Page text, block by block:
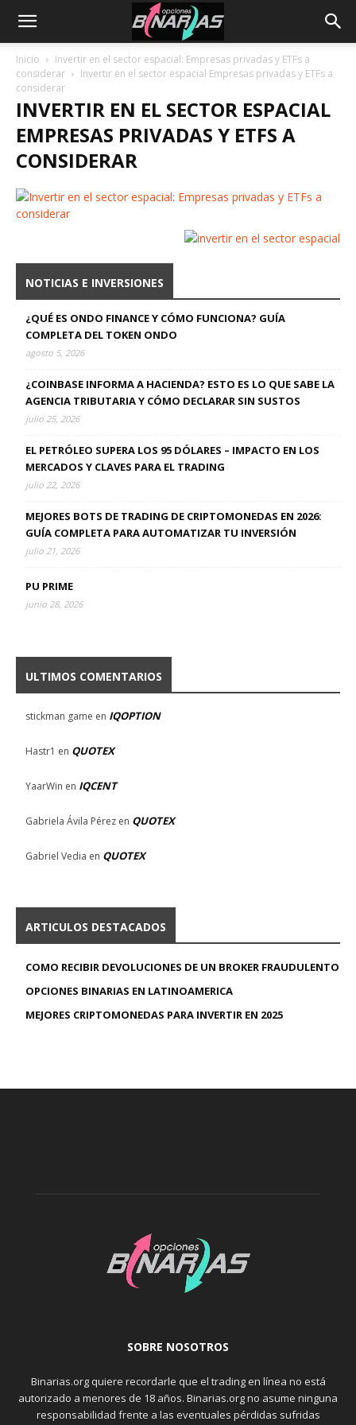
Inicio
Invertir en el sector espacial: Empresas privadas y ETFs a
considerar
Invertir en el sector espacial Empresas privadas y ETFs a
considerar
INVERTIR EN EL SECTOR ESPACIAL
EMPRESAS PRIVADAS Y ETFS A
CONSIDERAR
NOTICIAS E INVERSIONES
¿QUÉ ES ONDO FINANCE Y CÓMO FUNCIONA? GUÍA
COMPLETA DEL TOKEN ONDO
agosto 5, 2026
¿COINBASE INFORMA A HACIENDA? ESTO ES LO QUE SABE LA
AGENCIA TRIBUTARIA Y CÓMO DECLARAR SIN SUSTOS
julio 25, 2026
EL PETRÓLEO SUPERA LOS 95 DÓLARES – IMPACTO EN LOS
MERCADOS Y CLAVES PARA EL TRADING
julio 22, 2026
MEJORES BOTS DE TRADING DE CRIPTOMONEDAS EN 2026:
GUÍA COMPLETA PARA AUTOMATIZAR TU INVERSIÓN
julio 21, 2026
PU PRIME
junio 28, 2026
ULTIMOS COMENTARIOS
stickman game en IQOPTION
Hastr1 en QUOTEX
YaarWin en IQCENT
Gabriela Ávila Pérez en QUOTEX
Gabriel Vedia en QUOTEX
ARTICULOS DESTACADOS
COMO RECIBIR DEVOLUCIONES DE UN BROKER FRAUDULENTO
OPCIONES BINARIAS EN LATINOAMERICA
MEJORES CRIPTOMONEDAS PARA INVERTIR EN 2025
SOBRE NOSOTROS
Binarias.org quiere recordarle que el trading en línea no está
autorizado a menores de 18 años. Binarias.org no asume ninguna
responsabilidad frente a las eventuales pérdidas sufridas